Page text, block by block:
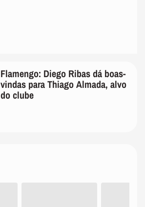
Flamengo: Diego Ribas dá boas-
vindas para Thiago Almada, alvo
do clube